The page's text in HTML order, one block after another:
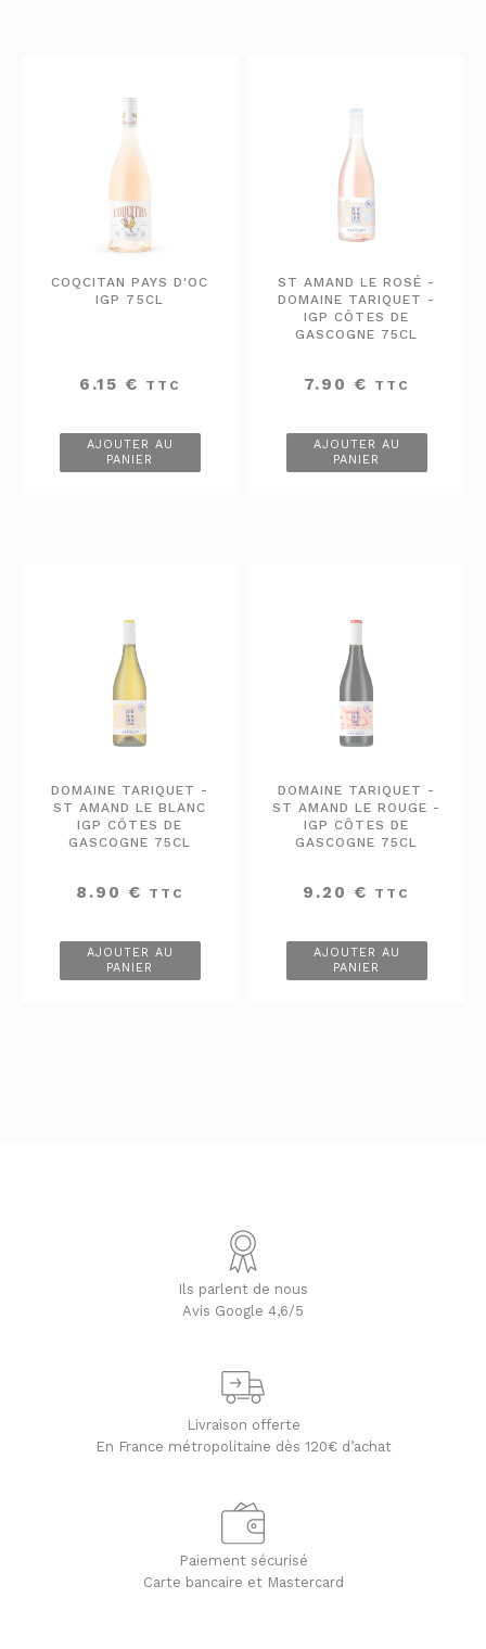
COQCITAN PAYS D'OC
IGP 75CL
6.15 € TTC
AJOUTER AU
PANIER
ST AMAND LE ROSÉ -
DOMAINE TARIQUET -
IGP CÔTES DE
GASCOGNE 75CL
7.90 € TTC
AJOUTER AU
PANIER
DOMAINE TARIQUET -
ST AMAND LE BLANC
IGP CÔTES DE
GASCOGNE 75CL
8.90 € TTC
AJOUTER AU
PANIER
DOMAINE TARIQUET -
ST AMAND LE ROUGE -
IGP CÔTES DE
GASCOGNE 75CL
9.20 € TTC
AJOUTER AU
PANIER
Ils parlent de nous
Avis Google 4,6/5
Livraison offerte
En France métropolitaine dès 120€ d’achat
Paiement sécurisé
Carte bancaire et Mastercard